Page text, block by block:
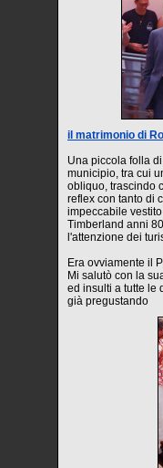
il matrimonio di
Una piccola folla
municipio, tra cui
obliquo, trascindo
reflex con tanto di
impeccabile
Timberland anni
l'attenzione dei
Era ovviamente il
Mi salutò con la
ed insulti a tutte le
già pregustando